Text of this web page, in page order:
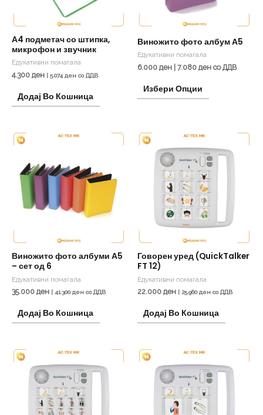
А4 подметач со штипка,
микрофон и звучник
Едукативни помагала
4.300 ден 5.074 ден со ДДВ
Додај Во Кошница
Виножито фото албум А5
Едукативни помагала
6.000 ден 7.080 ден со ДДВ
Избери Опции
options
be
on
product
Виножито фото албуми А5
– сет од 6
Едукативни помагала
35.000 ден 41.300ден со ДДВ
Додај Во Кошница
Говорен уред (QuickTalker
FT 12)
Едукативни помагала
22.000 ден 25.960ден со ДДВ
Додај Во Кошница